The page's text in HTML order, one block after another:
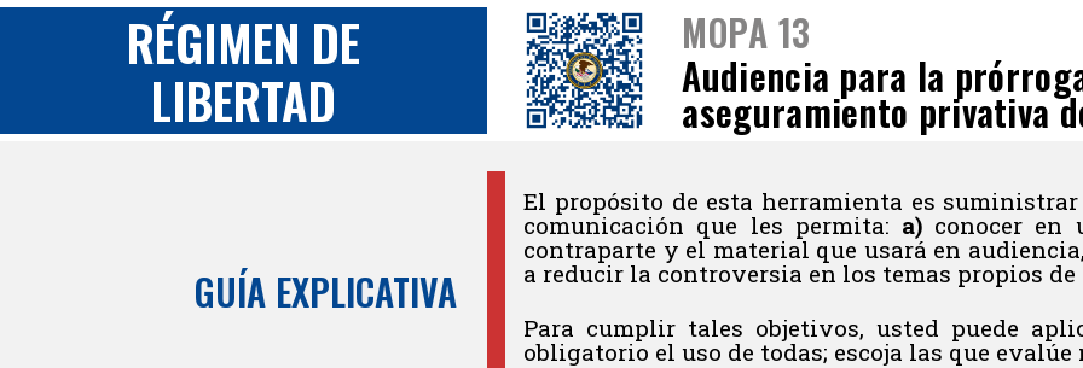
RÉGIMEN DE
LIBERTAD
MOPA 13
Audiencia para la
aseguramiento privativa
GUÍA EXPLICATIVA
El propósito de esta herramienta es
comunicación que les permita: a) conocer en
contraparte y el material que usará en
a reducir la controversia en los temas propios
Para cumplir tales objetivos, usted puede
obligatorio el uso de todas; escoja las que